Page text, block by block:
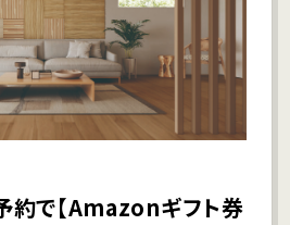
約で【Amazonギフト券